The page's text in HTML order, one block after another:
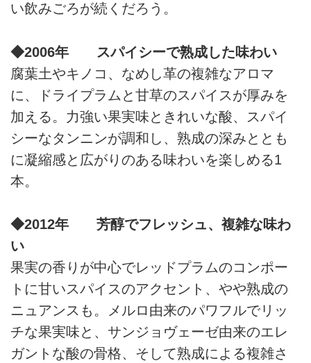
い飲みごろが続くだろう。
◆2006年 スパイシーで熟成した味わい
腐葉土やキノコ、なめし革の複雑なアロマ
に、ドライプラムと甘草のスパイスが厚みを
加える。力強い果実味ときれいな酸、スパイ
シーなタンニンが調和し、熟成の深みととも
に凝縮感と広がりのある味わいを楽しめる1
本。
◆2012年 芳醇でフレッシュ、複雑な味わ
い
果実の香りが中心でレッドプラムのコンポー
トに甘いスパイスのアクセント、やや熟成の
ニュアンスも。メルロ由来のパワフルでリッ
チな果実味と、サンジョヴェーゼ由来のエレ
ガントな酸の骨格、そして熟成による複雑さ